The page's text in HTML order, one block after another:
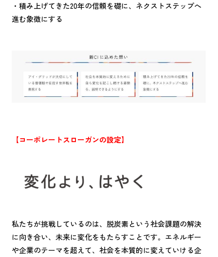
・積み上げてきた20年の信頼を礎に、ネクストステップへ
進む象徴にする
【コーポレートスローガンの設定】
私たちが挑戦しているのは、脱炭素という社会課題の解決
に向き合い、未来に変化をもたらすことです。エネルギー
や企業のテーマを超えて、社会を本質的に変えていける企